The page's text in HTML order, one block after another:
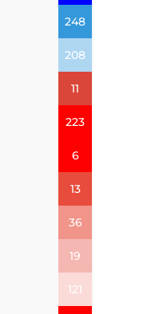
248
208
11
223
6
13
36
19
121